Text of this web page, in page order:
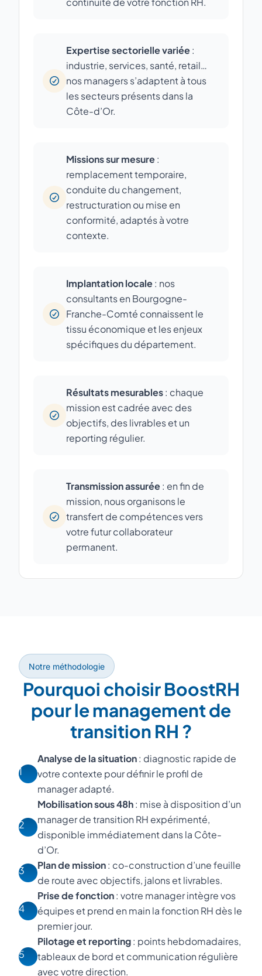
Expertise sectorielle variée:
industrie, services, santé, retail…
nos managers s’adaptent à tous
les secteurs présents dans la
Côte-d’Or.
Missions sur mesure:
remplacement temporaire,
conduite du changement,
restructuration ou mise en
conformité, adaptés à votre
contexte.
Implantation locale: nos
consultants en Bourgogne-
Franche-Comté connaissent le
tissu économique et les enjeux
spécifiques du département.
Résultats mesurables: chaque
mission est cadrée avec des
objectifs, des livrables et un
reporting régulier.
Transmission assurée: en fin de
mission, nous organisons le
transfert de compétences vers
votre futur collaborateur
permanent.
Notre méthodologie
Pourquoi choisir BoostRH
pour le management de
transition RH ?
1
Analyse de la situation: diagnostic rapide de
votre contexte pour définir le profil de
manager adapté.
2
Mobilisation sous 48h: mise à disposition d’un
manager de transition RH expérimenté,
disponible immédiatement dans la Côte-
d’Or.
3
Plan de mission: co-construction d’une feuille
de route avec objectifs, jalons et livrables.
4
Prise de fonction: votre manager intègre vos
équipes et prend en main la fonction RH dès le
premier jour.
5
Pilotage et reporting: points hebdomadaires,
tableaux de bord et communication régulière
avec votre direction.